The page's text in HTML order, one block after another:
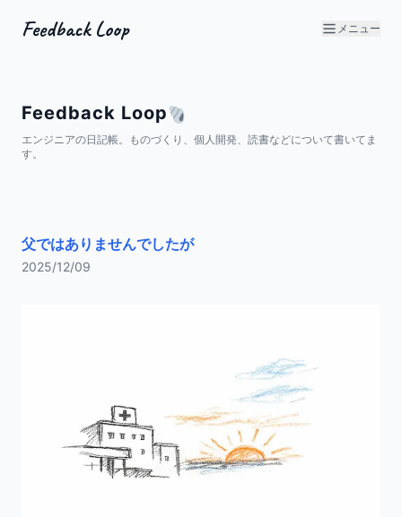
Feedback Loop メニュー
Feedback Loop
エンジニアの日記帳。ものづくり、個人開発、読書などについて書いてま
す。
父ではありませんでしたが
2025/12/09